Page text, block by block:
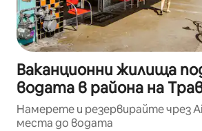
Ваканционни жилища
водата в района на
Намерете и резервирайте чрез
места до водата